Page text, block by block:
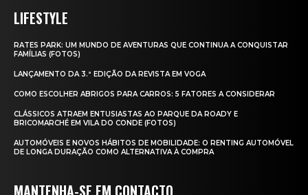
LIFESTYLE
RATES PARK: UM MUNDO DE AVENTURAS QUE CONTINUA A CONQUISTAR
FAMÍLIAS (FOTOS)
LANÇAMENTO DA 3.ª EDIÇÃO DA REVISTA EM VOGA
COMO ESCOLHER ABRIGOS PARA CARROS: 5 FATORES A CONSIDERAR
CLÁSSICOS ATRAEM ENTUSIASTAS AO PARQUE DA ROADY E
BRICOMARCHÉ EM VILA DO CONDE (FOTOS)
AUTOMÓVEIS E NOVOS HÁBITOS DE MOBILIDADE: O RENTING AUTOMÓVEL
DE LONGA DURAÇÃO COMO ALTERNATIVA À COMPRA
MANTENHA-SE EM CONTACTO